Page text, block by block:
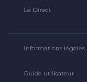
Le Direct
Informations légales
Guide utilisateur